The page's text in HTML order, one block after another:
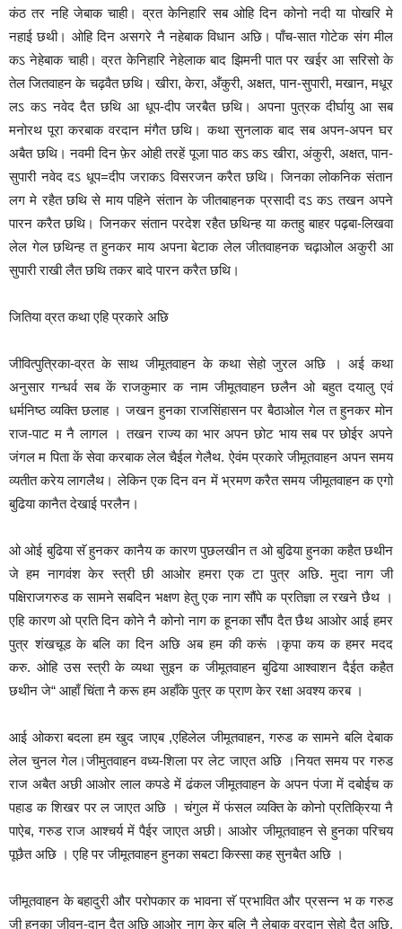
कंठ तर नहि जेबाक चाही। व्रत केनिहारि सब ओहि दिन कोनो नदी या पोखरि मे
नहाई छथी। ओहि दिन असगरे नै नहेबाक विधान अछि। पाँच-सात गोटेक संग मील
कऽ नेहेबाक चाही। व्रत केनिहारि नेहेलाक बाद झिमनी पात पर ख‌ईर आ सरिसो के
तेल जितवाहन के चढ़वैत छथि। खीरा, केरा, अँकुरी, अक्षत, पान-सुपारी, मखान, मधूर
लऽ कऽ नवेद दैत छथि आ धूप-दीप जरबैत छथि। अपना पुत्रक दीर्घायु आ सब
मनोरथ पूरा करबाक वरदान मंगैत छथि। कथा सुनलाक बाद सब अपन-अपन घर
अबैत छथि। नवमी दिन फ़ेर ओही तरहें पूजा पाठ कऽ कऽ खीरा, अंकुरी, अक्षत, पान-
सुपारी नवेद दऽ धूप=दीप जराकऽ विसरजन करैत छथि। जिनका लोकनिक संतान
लग मे रहैत छथि से माय पहिने संतान के जीतबाहनक प्रसादी दऽ कऽ तखन अपने
पारन करैत छथि। जिनकर संतान परदेश रहैत छथिन्ह या कतहु बाहर पढ़बा-लिखवा
लेल गेल छथिन्ह त हुनकर माय अपना बेटाक लेल जीतवाहनक चढ़ा‌ओल अकुरी आ
सुपारी राखी लैत छथि तकर बादे पारन करैत छथि।
जितिया व्रत कथा एहि प्रकारे अछि
जीवित्पुत्रिका-व्रत के साथ जीमूतवाहन के कथा सेहो जुरल अछि । अई कथा
अनुसार गन्धर्व सब कें राजकुमार क नाम जीमूतवाहन छलैन ओ बहुत दयालु एवं
धर्मनिष्ठ व्यक्ति छलाह । जखन हुनका राजसिंहासन पर बैठाओल गेल त हुनकर मोन
राज-पाट म नै लागल । तखन राज्य का भार अपन छोट भाय सब पर छोईर अपने
जंगल म पिता कें सेवा करबाक लेल चैईल गेलैथ. ऐवंम प्रकारे जीमूतवाहन अपन समय
व्यतीत करेय लागलैथ। लेकिन एक दिन वन में भ्रमण करैत समय जीमूतवाहन क एगो
बुढिया कानैत देखाई परलैन।
ओ ओई बुढिया सॅ हुनकर कानैय क कारण पुछलखीन त ओ बुढिया हुनका कहैत छथीन
जे हम नागवंश केर स्त्री छी आओर हमरा एक टा पुत्र अछि. मुदा नाग जी
पक्षिराजगरुड क सामने सबदिन भक्षण हेतु एक नाग सौंपे क प्रतिज्ञा ल रखने छैथ ।
एहि कारण ओ प्रति दिन कोने नै कोनो नाग क हूनका सौंप दैत छैथ आओर आई हमर
पुत्र शंखचूड के बलि का दिन अछि अब हम की करूं ।कृपा कय क हमर मदद
करु. ओहि उस स्त्री के व्यथा सुइन क जीमूतवाहन बुढिया आश्वाशन दैईत कहैत
छथीन जे“ आहाँ चिंता नै करू हम अहाँके पुत्र क प्राण केर रक्षा अवश्य करब ।
आई ओकरा बदला हम खुद जाएब ,एहिलेल जीमूतवाहन, गरुड क सामने बलि देबाक
लेल चुनल गेल।जीमुतवाहन वध्य-शिला पर लेट जाएत अछि ।नियत समय पर गरुड
राज अबैत अछी आओर लाल कपडे में ढंकल जीमूतवाहन के अपन पंजा में दबोईच क
पहाड क शिखर पर ल जाएत अछि । चंगुल में फंसल व्यक्ति के कोनो प्रतिक्रिया नै
पाऐब, गरुड राज आश्चर्य में पैईर जाएत अछी। आओर जीमूतवाहन से हुनका परिचय
पूछैत अछि । एहि पर जीमूतवाहन हुनका सबटा किस्सा कह सुनबैत अछि ।
जीमूतवाहन के बहादुरी और परोपकार क भावना सॅ प्रभावित और प्रसन्न भ क गरुड
जी हुनका जीवन-दान दैत अछि आओर नाग केर बलि नै लेबाक वरदान सेहो दैत अछि.